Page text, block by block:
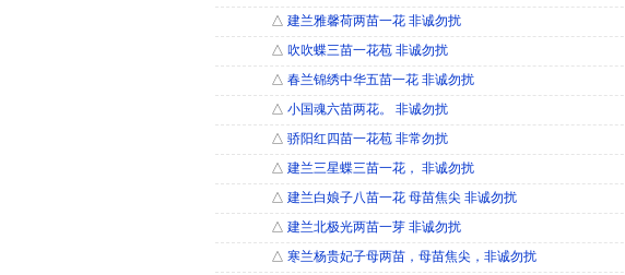
△ 建兰雅馨荷两苗一花 非诚勿扰
△ 吹吹蝶三苗一花苞 非诚勿扰
△ 春兰锦绣中华五苗一花 非诚勿扰
△ 小国魂六苗两花。 非诚勿扰
△ 骄阳红四苗一花苞 非常勿扰
△ 建兰三星蝶三苗一花， 非诚勿扰
△ 建兰白娘子八苗一花 母苗焦尖 非诚勿扰
△ 建兰北极光两苗一芽 非诚勿扰
△ 寒兰杨贵妃子母两苗，母苗焦尖，非诚勿扰